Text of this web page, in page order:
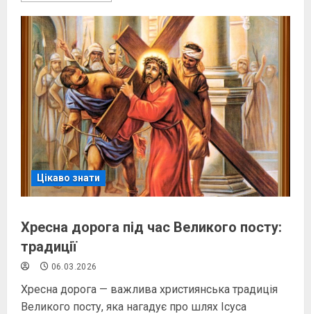
Цікаво знати
Хресна дорога під час Великого посту:
традиції
06.03.2026
Хресна дорога — важлива християнська традиція
Великого посту, яка нагадує про шлях Ісуса